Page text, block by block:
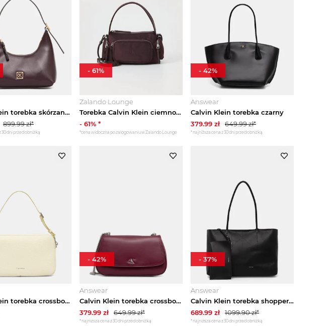
Calvin Klein torebka skórzana fioletowy
899.99zł*
30 dni przed obniżką
Zalando Lounge
Torebka Calvin Klein ciemnobrązowy
- 61% *
*cena widoczna po zalogowaniu w Zalando Lounge
- 61%
Answear
Calvin Klein torebka czarny
379.99 zł 649.99zł*
*najniższa cena z 30 dni przed obniżką
- 42%
Calvin Klein torebka crossbody damska zielony
Answear
Calvin Klein torebka crossbody damska z imitacji skóry bordowy
379.99 zł 649.99zł*
*najniższa cena z 30 dni przed obniżką
- 42%
Answear
Calvin Klein torebka shopper damska skórzana czarny
689.99 zł 1099.90zł*
*najniższa cena z 30 dni przed obniżką
- 37%